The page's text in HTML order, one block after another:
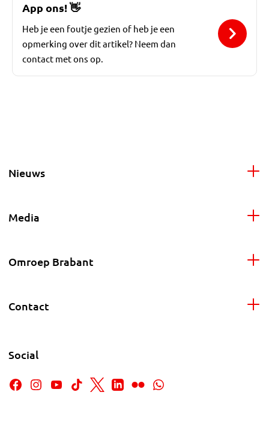
App ons!👋
Heb je een foutje gezien of heb je een
opmerking over dit artikel? Neem dan
contact met ons op.
Nieuws
Media
Omroep Brabant
Contact
Social